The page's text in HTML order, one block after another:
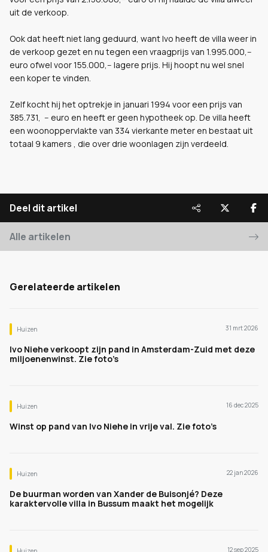
uit de verkoop.
Ook dat heeft niet lang geduurd, want Ivo heeft de villa weer in
de verkoop gezet en nu tegen een vraagprijs van 1.995.000,--
euro ofwel voor 155.000,-- lagere prijs. Hij hoopt nu wel snel
een koper te vinden.
Zelf kocht hij het optrekje in januari 1994 voor een prijs van
385.731, -- euro en heeft er geen hypotheek op. De villa heeft
een woonoppervlakte van 334 vierkante meter en bestaat uit
totaal 9 kamers , die over drie woonlagen zijn verdeeld.
Deel dit artikel
Alle artikelen
Gerelateerde artikelen
Huizen 31 mrt 2026
Ivo Niehe verkoopt zijn pand in Amsterdam-Zuid met deze
miljoenenwinst. Zie foto’s
Huizen 16 dec 2025
Winst op pand van Ivo Niehe in vrije val. Zie foto’s
Huizen 22 jan 2026
De buurman worden van Xander de Buisonjé? Deze
karaktervolle villa in Bussum maakt het mogelijk
12 sep 2025